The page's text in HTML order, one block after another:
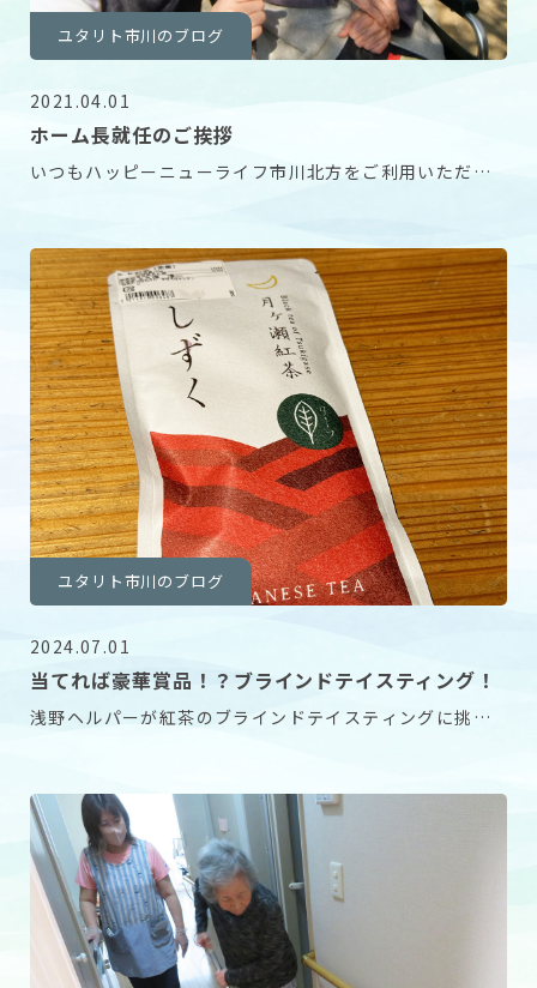
ユタリト市川のブログ
2021.04.01
ホーム長就任のご挨拶
いつもハッピーニューライフ市川北方をご利用いただき
ユタリト市川のブログ
2024.07.01
当てれば豪華賞品！？ブラインドテイスティング！
浅野ヘルパーが紅茶のブラインドテイスティングに挑